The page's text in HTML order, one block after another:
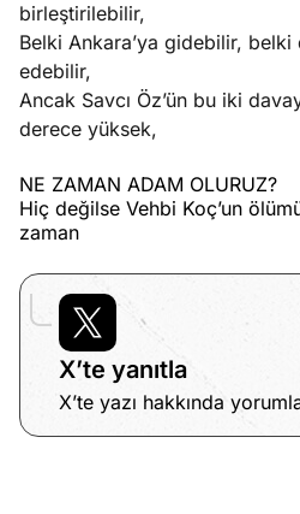
birleştirilebilir,
Belki Ankara’ya gidebilir, belki
edebilir,
Ancak Savcı Öz’ün bu iki
derece yüksek,
NE ZAMAN ADAM OLURUZ?
Hiç değilse Vehbi Koç’un
zaman
X’te yanıtla
X’te yazı hakkında